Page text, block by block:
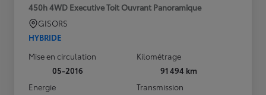
450h 4WD Executive Toit Ouvrant Panoramique
GISORS
HYBRIDE
Mise en circulation
05-2016
Kilométrage
91 494 km
Energie
Transmission